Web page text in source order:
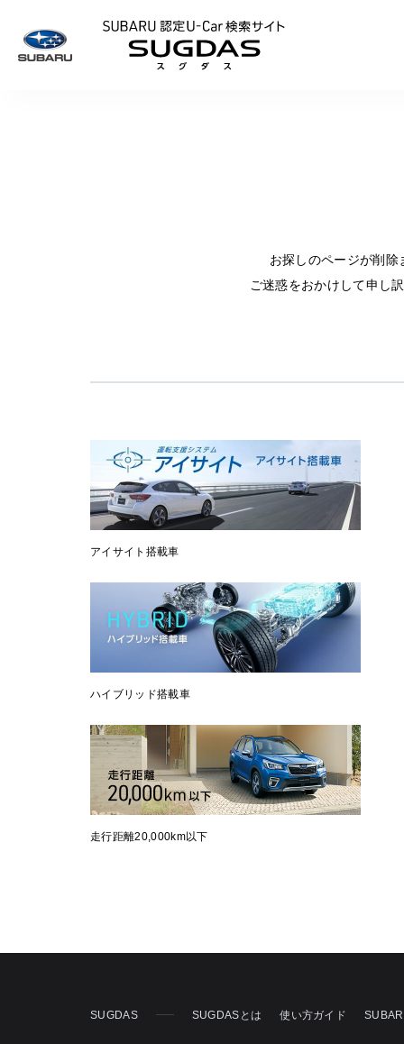
お探しのページが削
ご迷惑をおかけして申し
アイサイト搭載車
ハイブリッド搭載車
走行距離20,000km以下
SUGDAS SUGDASとは 使い方ガイド